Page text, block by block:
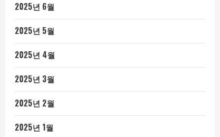
2025년 6월
2025년 5월
2025년 4월
2025년 3월
2025년 2월
2025년 1월